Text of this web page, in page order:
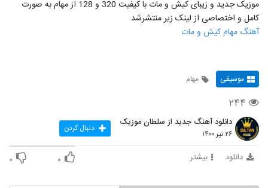
موزیک جدید و زیبای کیش و مات با کیفیت 320 و 128 از مهام به صورت
کامل و اختصاصی از لینک زیر منتشرشد
آهنگ مهام کیش و مات
موسیقی مهام
۲۴۴
دانلود آهنگ جدید از سلطان موزیک
۲۶ تیر ۱۴۰۰ دنبال کردن
دانلود بیشتر ۰ ۰